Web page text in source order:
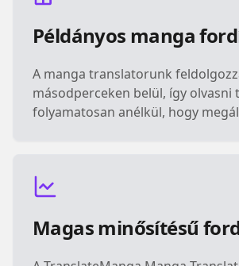
Példányos manga
A manga translatorunk
másodperceken belül, így olvasni
folyamatosan anélkül, hogy
Magas minősítésű